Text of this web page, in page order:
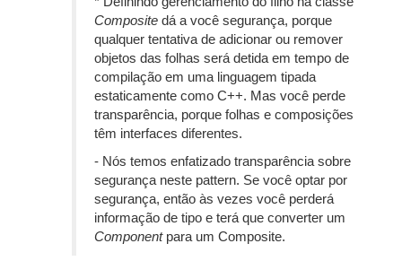
Composite dá a você segurança, porque
qualquer tentativa de adicionar ou remover
objetos das folhas será detida em tempo de
compilação em uma linguagem tipada
estaticamente como C++. Mas você perde
transparência, porque folhas e composições
têm interfaces diferentes.
- Nós temos enfatizado transparência sobre
segurança neste pattern. Se você optar por
segurança, então às vezes você perderá
informação de tipo e terá que converter um
Componentpara um Composite.